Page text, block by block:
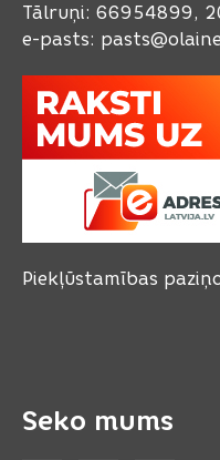
Tālruņi: 66954899,
e-pasts:
Piekļūstamības
Seko mums